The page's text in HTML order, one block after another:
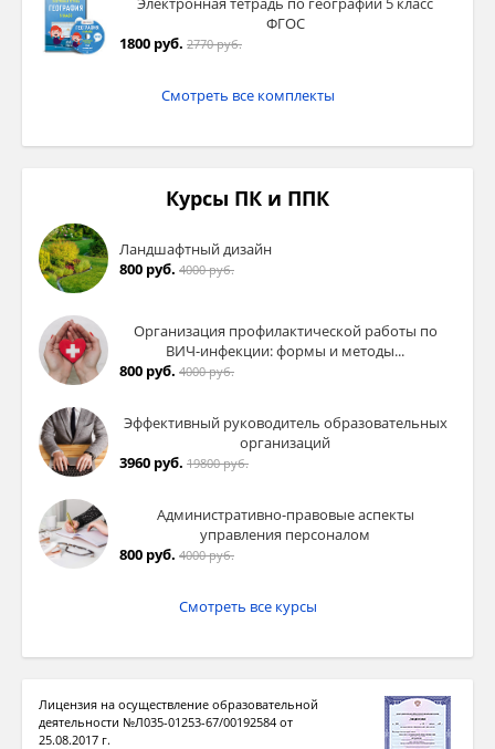
ФГОС
1800 руб. 2770 руб.
Смотреть все комплекты
Курсы ПК и ППК
Ландшафтный дизайн
800 руб. 4000 руб.
Организация профилактической работы по
ВИЧ-инфекции: формы и методы...
800 руб. 4000 руб.
Эффективный руководитель образовательных
организаций
3960 руб. 19800 руб.
Административно-правовые аспекты
управления персоналом
800 руб. 4000 руб.
Смотреть все курсы
Лицензия на осуществление образовательной
деятельности №Л035-01253-67/00192584 от
25.08.2017 г.